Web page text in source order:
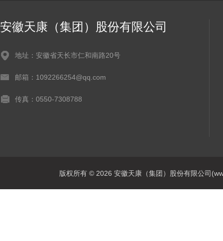
安徽天康（集团）股份有限公司
地址：安徽省天长市仁和南路20号
邮箱：1092266254@qq.com
传真：0550-7308788
版权所有 © 2026 安徽天康（集团）股份有限公司